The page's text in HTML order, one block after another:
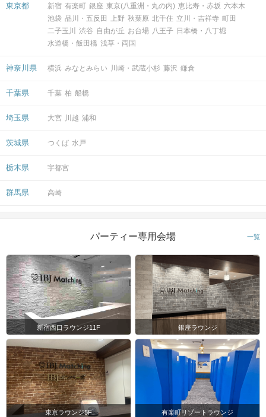
東京都 新宿 有楽町 銀座 東京(八重洲・丸の内) 恵比寿・赤坂 六本木
池袋 品川・五反田 上野 秋葉原 北千住 立川・吉祥寺 町田
二子玉川
渋谷 自由が丘 お台場 八王子 日本橋・八丁堀
水道橋・飯田橋 浅草・両国
神奈川県 横浜 みなとみらい 川崎・武蔵小杉 藤沢 鎌倉
千葉県 千葉 柏 船橋
埼玉県 大宮 川越 浦和
茨城県 つくば 水戸
栃木県 宇都宮
群馬県 高崎
パーティー専用会場 一覧
新宿西口ラウンジ11F 銀座ラウンジ
東京ラウンジ5F 有楽町リゾートラウンジ